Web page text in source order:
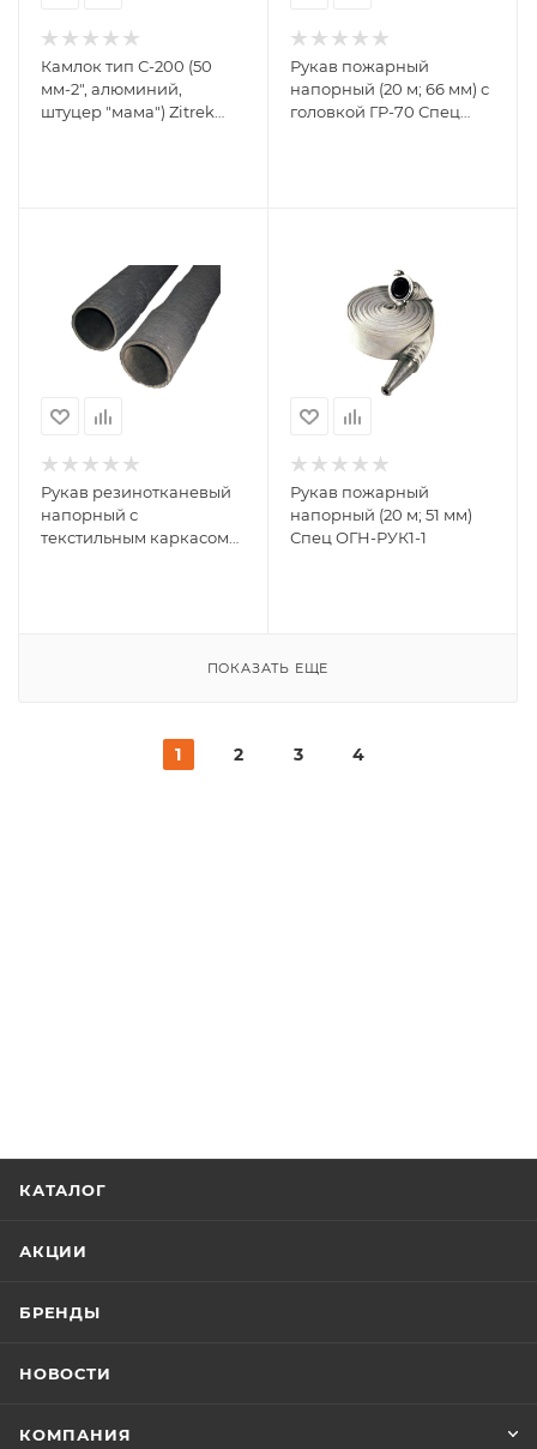
Камлок тип С-200 (50
мм-2", алюминий,
штуцер "мама") Zitrek
Рукав пожарный
напорный (20 м; 66 мм) с
головкой ГР-70 Спец
Рукав резинотканевый
напорный с
текстильным каркасом
Рукав пожарный
напорный (20 м; 51 мм)
Спец ОГН-РУК1-1
ПОКАЗАТЬ ЕЩЕ
1 2 3 4
КАТАЛОГ
АКЦИИ
БРЕНДЫ
НОВОСТИ
КОМПАНИЯ